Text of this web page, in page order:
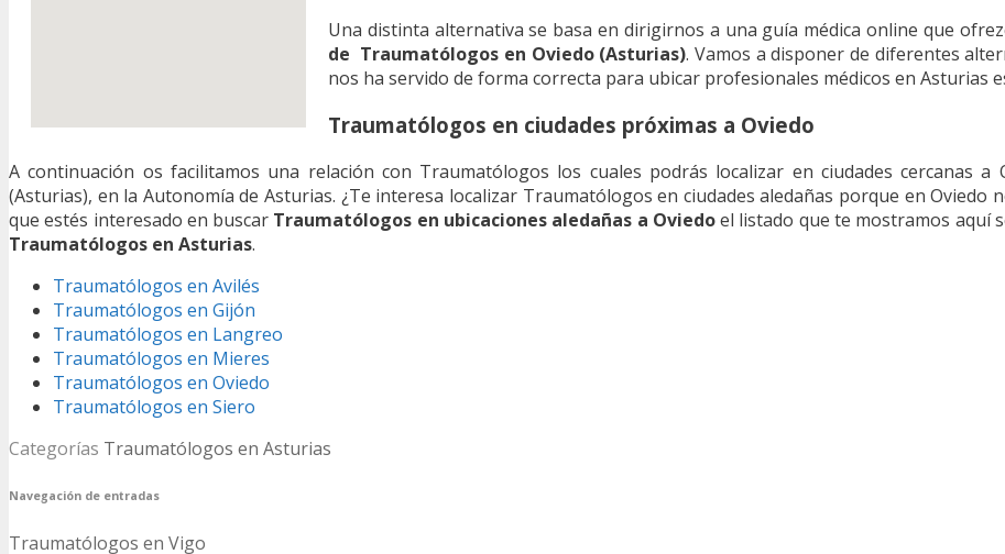
Una distinta alternativa se basa en dirigirnos a una guía médica online que
de Traumatólogos en Oviedo (Asturias). Vamos a disponer de diferentes
nos ha servido de forma correcta para ubicar profesionales médicos en Asturias
Traumatólogos en ciudades próximas a Oviedo
A continuación os facilitamos una relación con Traumatólogos los cuales podrás localizar en ciudades cercanas a
(Asturias), en la Autonomía de Asturias. ¿Te interesa localizar Traumatólogos en ciudades aledañas porque en Oviedo
que estés interesado en buscar Traumatólogos en ubicaciones aledañas a Oviedoel listado que te mostramos aquí
Traumatólogos en Asturias.
Traumatólogos en Avilés
Traumatólogos en Gijón
Traumatólogos en Langreo
Traumatólogos en Mieres
Traumatólogos en Oviedo
Traumatólogos en Siero
Categorías Traumatólogos en Asturias
Navegación de entradas
Traumatólogos en Vigo